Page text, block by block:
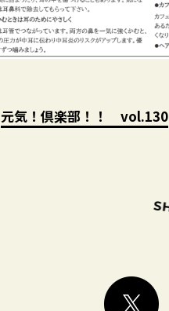
元気！倶楽部！！ vol.130